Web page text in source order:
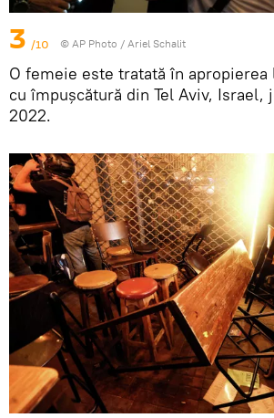
3 /10 © AP Photo / Ariel Schalit
O femeie este tratată în
cu împușcătură din Tel Aviv, Israel,
2022.